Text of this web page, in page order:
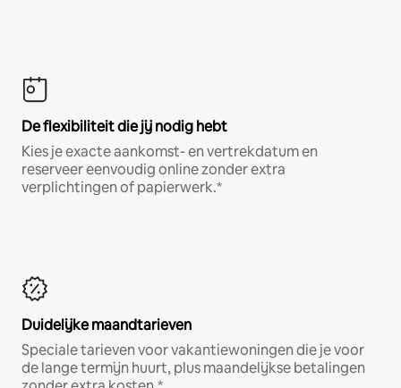
De flexibiliteit die jij nodig hebt
Kies je exacte aankomst- en vertrekdatum en
reserveer eenvoudig online zonder extra
verplichtingen of papierwerk.*
Duidelijke maandtarieven
Speciale tarieven voor vakantiewoningen die je voor
de lange termijn huurt, plus maandelijkse betalingen